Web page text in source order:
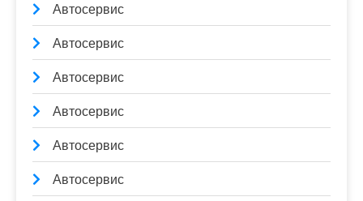
Автосервис
Автосервис
Автосервис
Автосервис
Автосервис
Автосервис